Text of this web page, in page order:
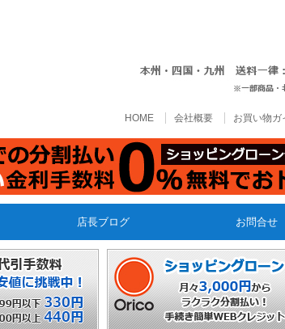
HOME 会社概要 お買い物ガ
店長ブログ お問合せ